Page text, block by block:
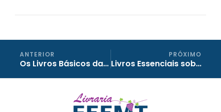
ANTERIOR
Os Livros Básicos da Doutrina Espírita: Entenda as Obras de Allan Kardec
PRÓXIMO
Livros Essenciais sobre Mediunidade e Autoconhecimento